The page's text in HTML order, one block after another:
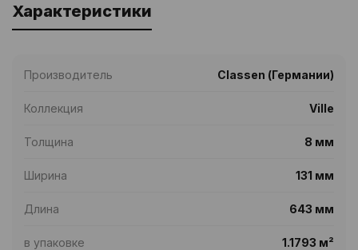
Характеристики
Производитель Classen (Германии)
Коллекция Ville
Толщина 8 мм
Ширина 131 мм
Длина 643 мм
в упаковке 1.1793 м²